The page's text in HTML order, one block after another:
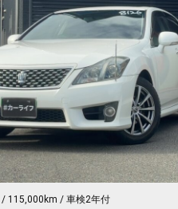
115,000km 車検2年付